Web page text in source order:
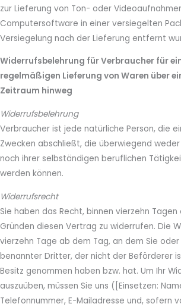
zur Lieferung von Ton- oder
Computersoftware in einer versiegelten
Versiegelung nach der Lieferung entfernt
Widerrufsbelehrung für Verbraucher für
regelmäßigen Lieferung von Waren über
Zeitraum hinweg
Widerrufsbelehrung
Verbraucher ist jede natürliche Person, die
Zwecken abschließt, die überwiegend
noch ihrer selbständigen beruflichen
werden können.
Widerrufsrecht
Sie haben das Recht, binnen vierzehn
Gründen diesen Vertrag zu widerrufen. Die
vierzehn Tage ab dem Tag, an dem Sie oder
benannter Dritter, der nicht der Beförderer
Besitz genommen haben bzw. hat. Um Ihr
auszuüben, müssen Sie uns ([Einsetzen:
Telefonnummer, E-Mailadresse und, sofern